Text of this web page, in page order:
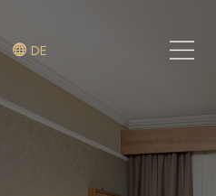
DE